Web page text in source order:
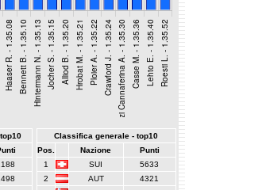
Classifica generale - top10
Pos.
Nazione
Punti
1
SUI
5633
2
AUT
4321